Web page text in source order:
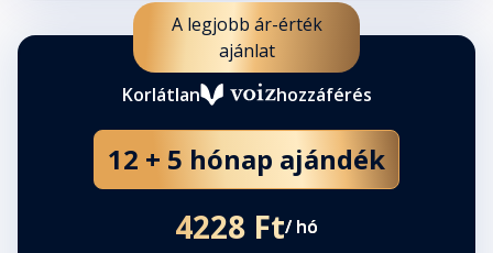
A legjobb ár-érték
ajánlat
Korlátlan
hozzáférés
12 + 5 hónap ajándék
4228 Ft/ hó